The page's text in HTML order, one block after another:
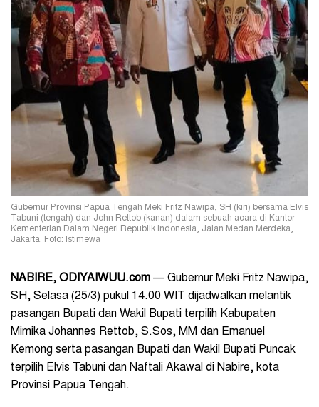
Gubernur Provinsi Papua Tengah Meki Fritz Nawipa, SH (kiri) bersama Elvis
Tabuni (tengah) dan John Rettob (kanan) dalam sebuah acara di Kantor
Kementerian Dalam Negeri Republik Indonesia, Jalan Medan Merdeka,
Jakarta. Foto: Istimewa
NABIRE, ODIYAIWUU.com — Gubernur Meki Fritz Nawipa,
SH, Selasa (25/3) pukul 14.00 WIT dijadwalkan melantik
pasangan Bupati dan Wakil Bupati terpilih Kabupaten
Mimika Johannes Rettob, S.Sos, MM dan Emanuel
Kemong serta pasangan Bupati dan Wakil Bupati Puncak
terpilih Elvis Tabuni dan Naftali Akawal di Nabire, kota
Provinsi Papua Tengah.